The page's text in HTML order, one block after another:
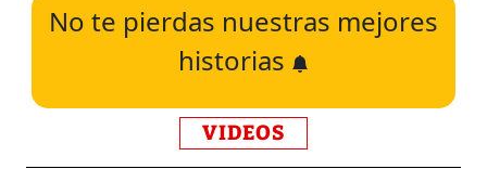
No te pierdas nuestras mejores
historias
VIDEOS